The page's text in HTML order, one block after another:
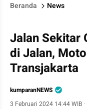
Beranda News
Jalan Sekitar
di Jalan,
Transjakarta
kumparanNEWS
3 Februari 2024 14:44 WIB ·